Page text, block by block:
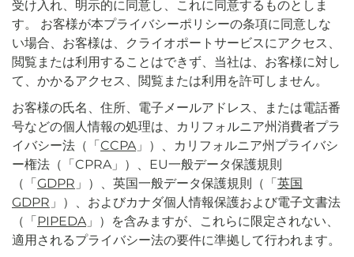
受け入れ、明示的に同意し、これに同意するものとしま
す。 お客様が本プライバシーポリシーの条項に同意しな
い場合、お客様は、クライオポートサービスにアクセス、
閲覧または利用することはできず、当社は、お客様に対し
て、かかるアクセス、閲覧または利用を許可しません。
お客様の氏名、住所、電子メールアドレス、または電話番
号などの個人情報の処理は、カリフォルニア州消費者プラ
イバシー法（「CCPA」）、カリフォルニア州プライバシ
ー権法（「CPRA」）、EU一般データ保護規則
（「GDPR 」）、英国一般データ保護規則（「英国
GDPR 」）、およびカナダ個人情報保護および電子文書法
（「PIPEDA」）を含みますが、これらに限定されない、
適用されるプライバシー法の要件に準拠して行われます。